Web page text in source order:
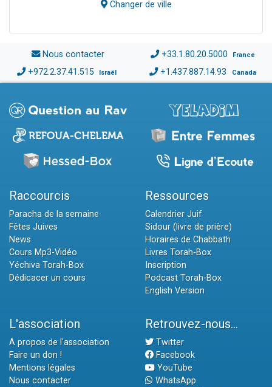
Changer de ville
Nous contacter +33.1.80.20.5000 France
+972.2.37.41.515 Israël +1.437.887.14.93 Canada
Raccourcis
Paracha de la semaine
Fêtes Juives
News
Cours Mp3-Vidéo
Yéchiva Torah-Box
Dédicacer un cours
Ressources
Calendrier Juif
Sidour (livre de prière)
Horaires de Chabbath
Livres Torah-Box
Inscription
Podcast Torah-Box
English Version
L'association
A propos de l'association
Faire un don !
Mentions légales
Nous contacter
Retrouvez-nous...
Twitter
Facebook
YouTube
WhatsApp